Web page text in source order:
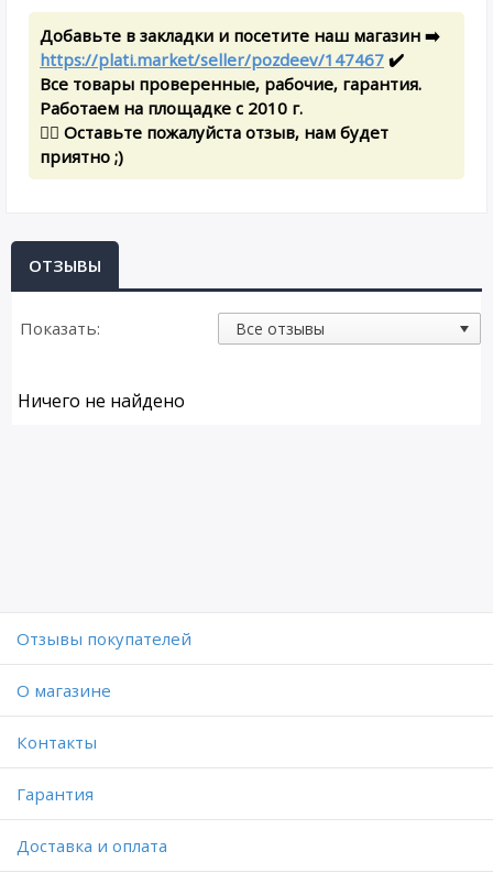
Добавьте в закладки и посетите наш магазин ➡️
https://plati.market/seller/pozdeev/147467 ✔️
Все товары проверенные, рабочие, гарантия.
Работаем на площадке с 2010 г.
✍🏻 Оставьте пожалуйста отзыв, нам будет
приятно ;)
ОТЗЫВЫ
Показать:
Ничего не найдено
Отзывы покупателей
O магазине
Контакты
Гарантия
Доставка и оплата